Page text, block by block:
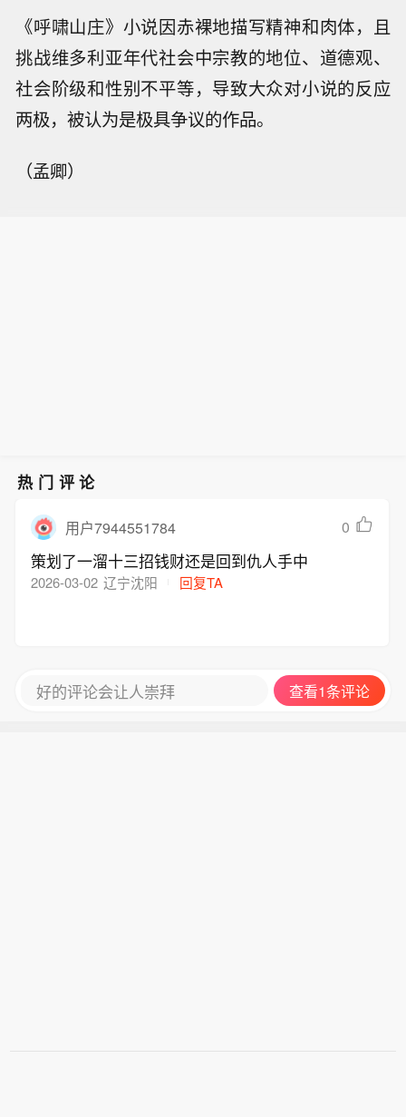
《呼啸山庄》小说因赤裸地描写精神和肉体，且
挑战维多利亚年代社会中宗教的地位、道德观、
社会阶级和性别不平等，导致大众对小说的反应
两极，被认为是极具争议的作品。
（孟卿）
热门评论
用户7944551784 0
策划了一溜十三招钱财还是回到仇人手中
2026-03-02 辽宁沈阳 回复TA
好的评论会让人崇拜 查看1条评论